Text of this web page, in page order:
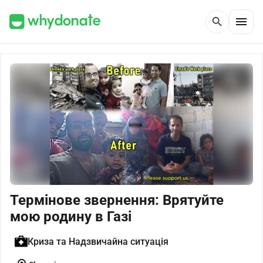
search menu
Термінове звернення: Врятуйте
мою родину в Газі
Криза та Надзвичайна ситуація